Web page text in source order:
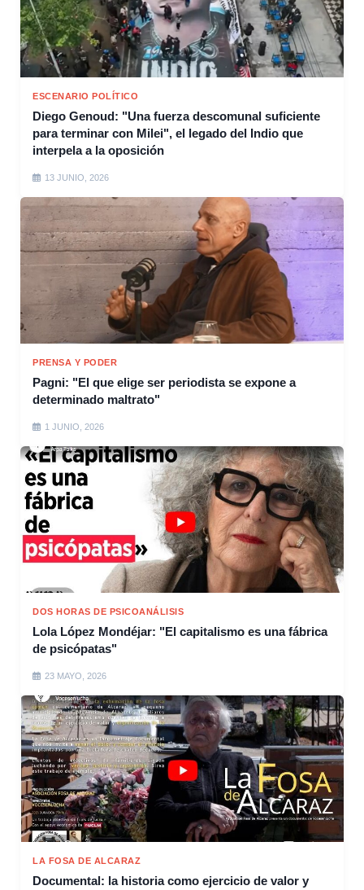
ESCENARIO POLÍTICO
Diego Genoud: "Una fuerza descomunal suficiente
para terminar con Milei", el legado del Indio que
interpela a la oposición
13 JUNIO, 2026
PRENSA Y PODER
Pagni: "El que elige ser periodista se expone a
determinado maltrato"
1 JUNIO, 2026
DOS HORAS DE PSICOANÁLISIS
Lola López Mondéjar: "El capitalismo es una fábrica
de psicópatas"
23 MAYO, 2026
LA FOSA DE ALCARAZ
Documental: la historia como ejercicio de valor y